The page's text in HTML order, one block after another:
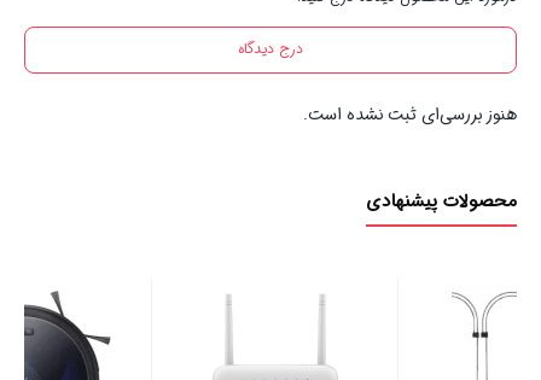
درج دیدگاه
هنوز بررسی‌ای ثبت نشده است.
محصولات پیشنهادی